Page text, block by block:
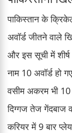
पाकिस्तान के
अवॉर्ड जीतने वाले
और इस सूची में
नाम 10 अवॉर्ड हो
वसीम अकरम भी 10
दिग्गज तेज गेंदबाज
करियर में 9 बार